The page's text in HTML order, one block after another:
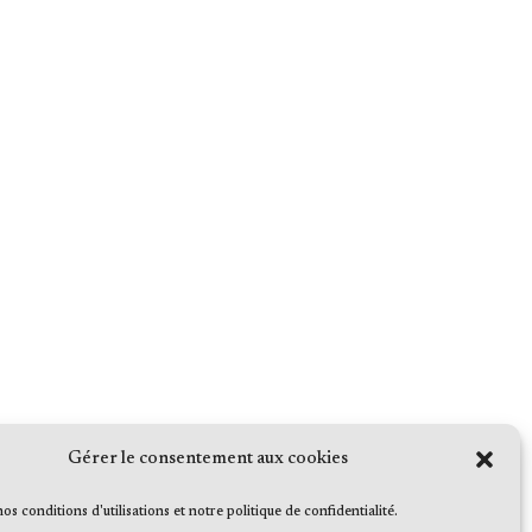
Gérer le consentement aux cookies
conditions d'utilisations et notre politique de confidentialité.